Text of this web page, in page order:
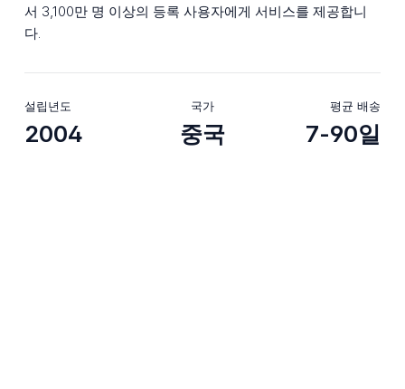
서 3,100만 명 이상의 등록 사용자에게 서비스를 제공합니
다.
설립년도
2004
국가
중국
평균 배송
7-90일